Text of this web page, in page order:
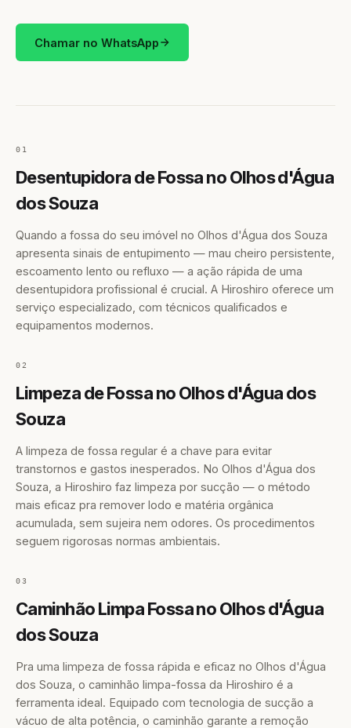
Chamar no WhatsApp
01
Desentupidora de Fossa no Olhos d'Água
dos Souza
Quando a fossa do seu imóvel no Olhos d'Água dos Souza
apresenta sinais de entupimento — mau cheiro persistente,
escoamento lento ou refluxo — a ação rápida de uma
desentupidora profissional é crucial. A Hiroshiro oferece um
serviço especializado, com técnicos qualificados e
equipamentos modernos.
02
Limpeza de Fossa no Olhos d'Água dos
Souza
A limpeza de fossa regular é a chave para evitar
transtornos e gastos inesperados. No Olhos d'Água dos
Souza, a Hiroshiro faz limpeza por sucção — o método
mais eficaz pra remover lodo e matéria orgânica
acumulada, sem sujeira nem odores. Os procedimentos
seguem rigorosas normas ambientais.
03
Caminhão Limpa Fossa no Olhos d'Água
dos Souza
Pra uma limpeza de fossa rápida e eficaz no Olhos d'Água
dos Souza, o caminhão limpa-fossa da Hiroshiro é a
ferramenta ideal. Equipado com tecnologia de sucção a
vácuo de alta potência, o caminhão garante a remoção